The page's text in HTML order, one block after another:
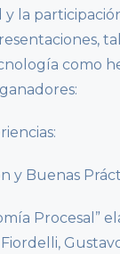
y la
como
y Buenas
Procesal”